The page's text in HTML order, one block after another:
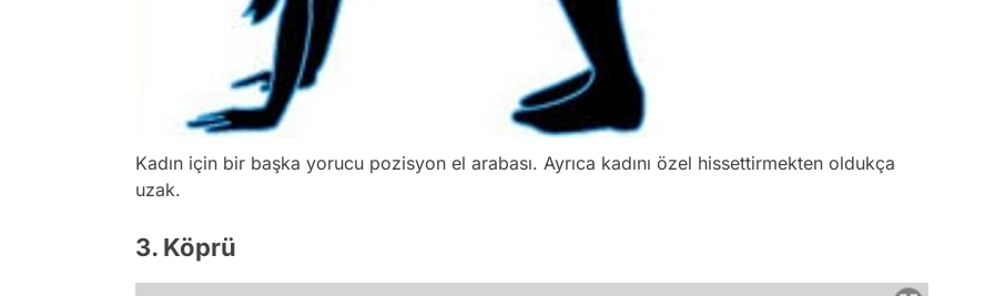
Kadın için bir başka yorucu pozisyon el arabası. Ayrıca kadını özel hissettirmekten oldukça
uzak.
3. Köprü